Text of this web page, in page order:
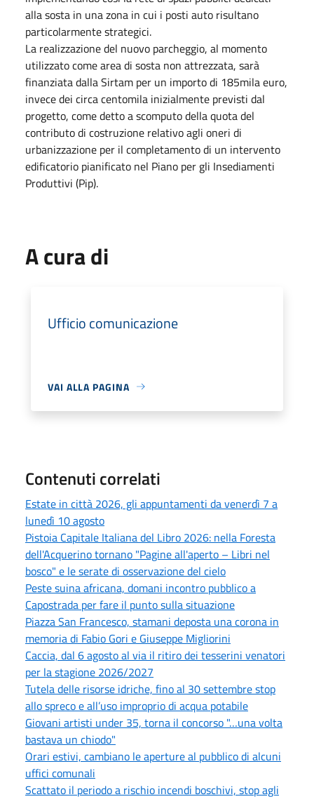
alla sosta in una zona in cui i posti auto risultano
particolarmente strategici.
La realizzazione del nuovo parcheggio, al momento
utilizzato come area di sosta non attrezzata, sarà
finanziata dalla Sirtam per un importo di 185mila euro,
invece dei circa centomila inizialmente previsti dal
progetto, come detto a scomputo della quota del
contributo di costruzione relativo agli oneri di
urbanizzazione per il completamento di un intervento
edificatorio pianificato nel Piano per gli Insediamenti
Produttivi (Pip).
A cura di
Ufficio comunicazione
VAI ALLA PAGINA
Contenuti correlati
Estate in città 2026, gli appuntamenti da venerdì 7 a
lunedì 10 agosto
Pistoia Capitale Italiana del Libro 2026: nella Foresta
dell'Acquerino tornano "Pagine all'aperto – Libri nel
bosco" e le serate di osservazione del cielo
Peste suina africana, domani incontro pubblico a
Capostrada per fare il punto sulla situazione
Piazza San Francesco, stamani deposta una corona in
memoria di Fabio Gori e Giuseppe Migliorini
Caccia, dal 6 agosto al via il ritiro dei tesserini venatori
per la stagione 2026/2027
Tutela delle risorse idriche, fino al 30 settembre stop
allo spreco e all’uso improprio di acqua potabile
Giovani artisti under 35, torna il concorso "…una volta
bastava un chiodo"
Orari estivi, cambiano le aperture al pubblico di alcuni
uffici comunali
Scattato il periodo a rischio incendi boschivi, stop agli